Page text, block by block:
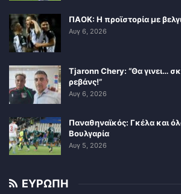
ΠΑΟΚ: Η προϊστορία με
Αυγ 6, 2026
Tjaronn Chery: “Θα γινει…
ρεβάνς!”
Αυγ 6, 2026
Παναθηναϊκός: Γκέλα και
Βουλγαρία
Αυγ 5, 2026
ΕΥΡΩΠΗ